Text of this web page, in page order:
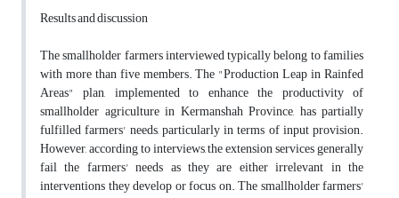
Results and discussion
The smallholder farmers interviewed typically belong to families
with more than five members. The "Production Leap in Rainfed
Areas" plan, implemented to enhance the productivity of
smallholder agriculture in Kermanshah Province, has partially
fulfilled farmers' needs, particularly in terms of input provision.
However, according to interviews, the extension services generally
fail the farmers' needs as they are either irrelevant in the
interventions they develop or focus on. The smallholder farmers'